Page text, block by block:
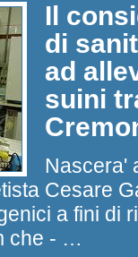
Il
di
ad
suini
Nascera'
Cesare
a fini di
che - …